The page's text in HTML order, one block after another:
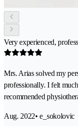
Very experienced,
Mrs. Arias solved my
professionally. I felt
recommended
Aug. 2022• e_sokolovic